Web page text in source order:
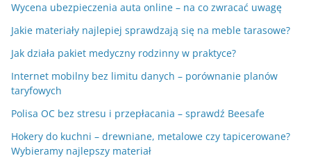
Wycena ubezpieczenia auta online – na co zwracać uwagę
Jakie materiały najlepiej sprawdzają się na meble tarasowe?
Jak działa pakiet medyczny rodzinny w praktyce?
Internet mobilny bez limitu danych – porównanie planów
taryfowych
Polisa OC bez stresu i przepłacania – sprawdź Beesafe
Hokery do kuchni – drewniane, metalowe czy tapicerowane?
Wybieramy najlepszy materiał